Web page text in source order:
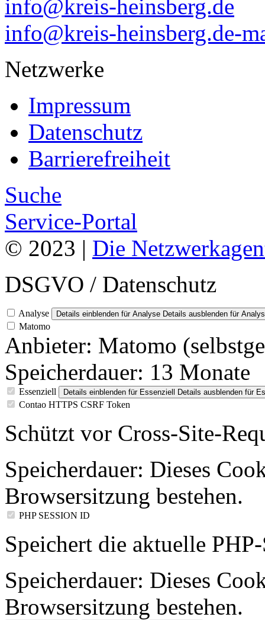
info@kreis-heinsberg.de
info@kreis-heinsberg.de-
Netzwerke
Impressum
Datenschutz
Barrierefreiheit
Suche
Service-Portal
© 2023 | Die
DSGVO / Datenschutz
Analyse Details einblenden für Analyse Details ausblenden für
Matomo
Anbieter: Matomo
Speicherdauer: 13 Monate
Essenziell Details einblenden für Essenziell Details ausblenden für
Contao HTTPS CSRF Token
Schützt vor Cross-Site-
Speicherdauer: Dieses
Browsersitzung bestehen.
PHP SESSION ID
Speichert die aktuelle
Speicherdauer: Dieses
Browsersitzung bestehen.